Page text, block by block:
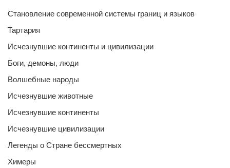
Становление современной системы границ и языков
Тартария
Исчезнувшие континенты и цивилизации
Боги, демоны, люди
Волшебные народы
Исчезнувшие животные
Исчезнувшие континенты
Исчезнувшие цивилизации
Легенды о Стране бессмертных
Химеры